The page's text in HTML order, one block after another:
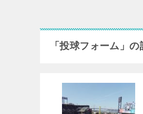
「投球フォーム」